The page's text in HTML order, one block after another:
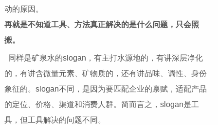
动的原因。
再就是不知道工具、方法真正解决的是什么问题，只会照
搬。
同样是矿泉水的slogan，有主打水源地的，有讲深层净化
的，有讲含微量元素、矿物质的，还有讲品味、调性、身份
象征的。slogan不同，是因为要匹配企业的禀赋，适配产品
的定位、价格、渠道和消费人群。简而言之，slogan是工
具，但工具解决的问题不同。